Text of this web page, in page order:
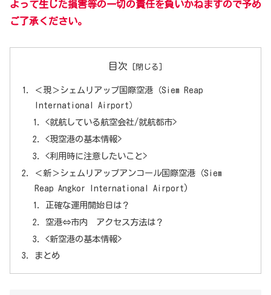
よって生じた損害等の一切の責任を負いかねますので予め
ご了承ください。
目次
＜現＞シェムリアップ国際空港（Siem Reap
International Airport）
<就航している航空会社/就航都市>
<現空港の基本情報>
<利用時に注意したいこと>
＜新＞シェムリアップアンコール国際空港（Siem
Reap Angkor International Airport)
正確な運用開始日は？
空港⇔市内 アクセス方法は？
<新空港の基本情報>
まとめ